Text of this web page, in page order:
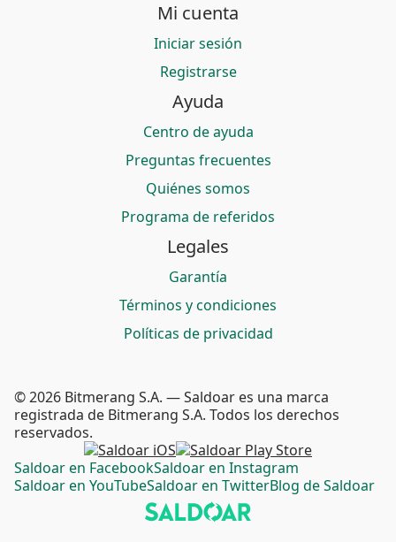
Mi cuenta
Iniciar sesión
Registrarse
Ayuda
Centro de ayuda
Preguntas frecuentes
Quiénes somos
Programa de referidos
Legales
Garantía
Términos y condiciones
Políticas de privacidad
Saldoar en FacebookSaldoar en Instagram
Saldoar en YouTubeSaldoar en TwitterBlog de Saldoar
© 2026 Bitmerang S.A. — Saldoar es una marca
registrada de Bitmerang S.A. Todos los derechos
reservados.